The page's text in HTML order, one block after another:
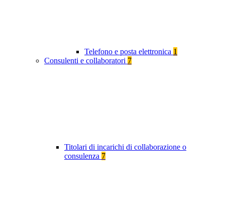
Telefono e posta elettronica 1
Consulenti e collaboratori 7
Titolari di incarichi di collaborazione o
consulenza 7